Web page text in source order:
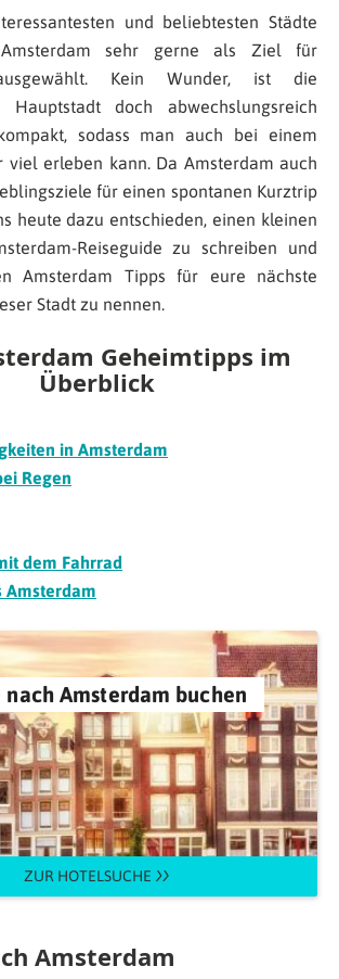
und beliebtesten Städte
sehr gerne als Ziel für
Kein Wunder, ist die
Hauptstadt doch abwechslungsreich
sodass man auch bei einem
viel erleben kann. Da Amsterdam auch
für einen spontanen Kurztrip
heute dazu entschieden, einen kleinen
Reiseguide zu schreiben und
Amsterdam Tipps für eure nächste
Stadt zu nennen.
Geheimtipps im
Überblick
in Amsterdam
Regen
dem Fahrrad
Amsterdam
nach Amsterdam buchen
ZUR HOTELSUCHE
Amsterdam